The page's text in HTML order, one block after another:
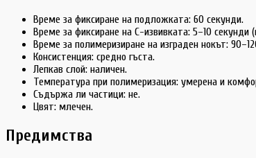
Време за фиксиране на подложката: 60 секунди.
Време за фиксиране на C-извивката: 5–10
Време за полимеризиране на изграден нокът:
Консистенция: средно гъста.
Лепкав слой: наличен.
Температура при полимеризация: умерена и
Съдържа ли частици: не.
Цвят: млечен.
Предимства